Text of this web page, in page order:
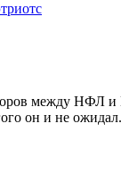
между НФЛ и
он и не ожидал.